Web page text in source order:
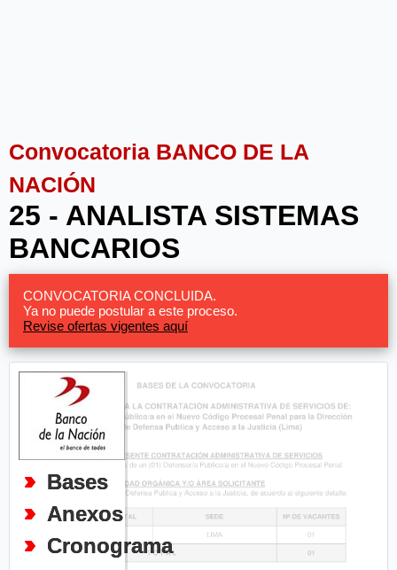
Convocatoria BANCO DE LA
NACIÓN
25 - ANALISTA SISTEMAS
BANCARIOS
CONVOCATORIA CONCLUIDA.
Ya no puede postular a este proceso.
Revise ofertas vigentes aquí
Bases
Anexos
Cronograma